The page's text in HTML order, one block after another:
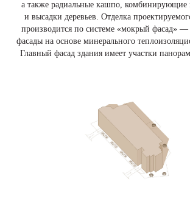
а также радиальные кашпо, комбинирующие
и высадки деревьев. Отделка
производится по системе «мокрый фасад»
фасады на основе минерального
Главный фасад здания имеет участки